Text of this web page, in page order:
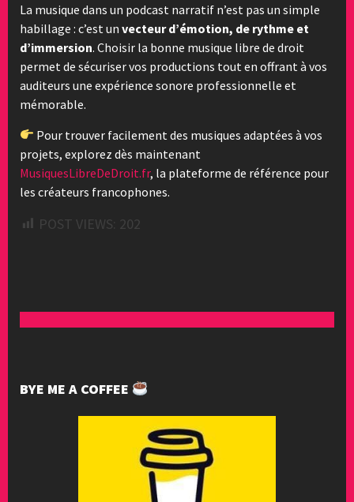
La musique dans un podcast narratif n’est pas un simple
habillage : c’est un vecteur d’émotion, de rythme et
d’immersion. Choisir la bonne musique libre de droit
permet de sécuriser vos productions tout en offrant à vos
auditeurs une expérience sonore professionnelle et
mémorable.
Pour trouver facilement des musiques adaptées à vos
projets, explorez dès maintenant
MusiquesLibreDeDroit.fr, la plateforme de référence pour
les créateurs francophones.
POST VIEWS: 202
BYE ME A COFFEE